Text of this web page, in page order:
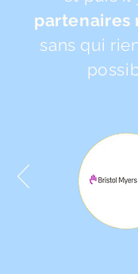
partenaires
sans qui